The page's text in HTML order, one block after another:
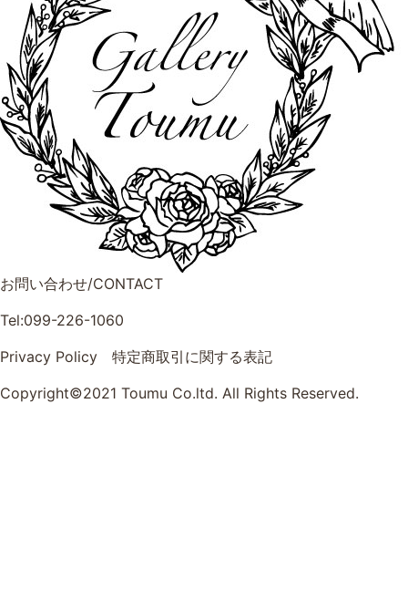
お問い合わせ/CONTACT
Tel:099-226-1060
Privacy Policy
特定商取引に関する表記
Copyright©2021 Toumu Co.ltd. All Rights Reserved.